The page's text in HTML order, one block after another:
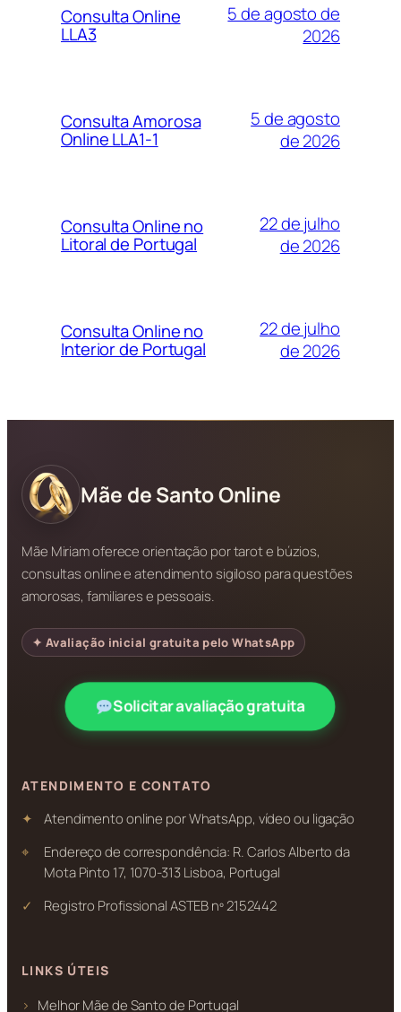
Consulta Online
LLA3
5 de agosto de
2026
Consulta Amorosa
Online LLA1-1
5 de agosto
de 2026
Consulta Online no
Litoral de Portugal
22 de julho
de 2026
Consulta Online no
Interior de Portugal
22 de julho
de 2026
Mãe de Santo Online
Mãe Miriam oferece orientação por tarot e búzios,
consultas online e atendimento sigiloso para questões
amorosas, familiares e pessoais.
✦ Avaliação inicial gratuita pelo WhatsApp
Solicitar avaliação gratuita
ATENDIMENTO E CONTATO
Atendimento online por WhatsApp, vídeo ou ligação
Endereço de correspondência: R. Carlos Alberto da
Mota Pinto 17, 1070-313 Lisboa, Portugal
Registro Profissional ASTEB nº 2152442
LINKS ÚTEIS
Melhor Mãe de Santo de Portugal